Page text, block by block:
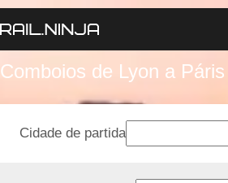
Comboios de Lyon a Páris
Cidade de partida